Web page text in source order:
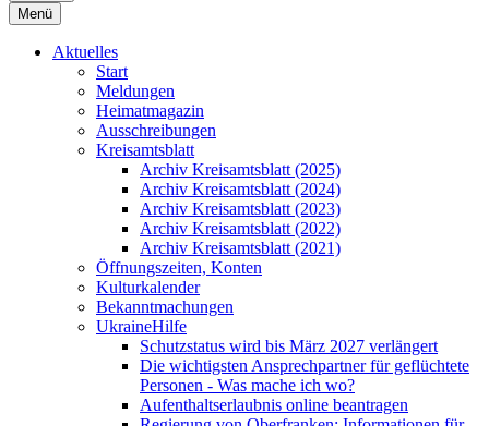
Menü
Aktuelles
Start
Meldungen
Heimatmagazin
Ausschreibungen
Kreisamtsblatt
Archiv Kreisamtsblatt (2025)
Archiv Kreisamtsblatt (2024)
Archiv Kreisamtsblatt (2023)
Archiv Kreisamtsblatt (2022)
Archiv Kreisamtsblatt (2021)
Öffnungszeiten, Konten
Kulturkalender
Bekanntmachungen
UkraineHilfe
Schutzstatus wird bis März 2027 verlängert
Die wichtigsten Ansprechpartner für geflüchtete
Personen - Was mache ich wo?
Aufenthaltserlaubnis online beantragen